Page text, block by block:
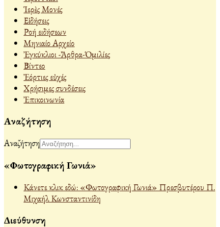
Ἱερὲς Μονές
Εἰδήσεις
Ροή ειδήσεων
Μηνιαίο Αρχείο
Ἐγκύκλιοι -Ἄρθρα-Ὁμιλίες
Βίντεο
Ἐόρτιες εὐχές
Χρήσιμες συνδέσεις
Ἐπικοινωνία
Αναζήτηση
Αναζήτηση
«Φωτογραφική Γωνιά»
Κάνετε κλικ εδώ: «Φωτογραφική Γωνιά» Πρεσβυτέρου Π.
Μιχαήλ Κωνσταντινίδη
Διεύθυνση